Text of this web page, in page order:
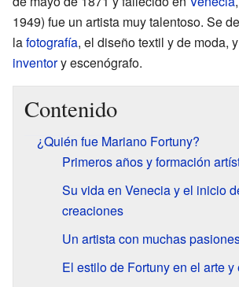
1949) fue un artista muy talentoso. Se
lafotografía, el diseño textil y de moda,
inventory escenógrafo.
Contenido
¿Quién fue Mariano Fortuny?
Primeros años y formación
Su vida en Venecia y el inicio
creaciones
Un artista con muchas
El estilo de Fortuny en el arte y